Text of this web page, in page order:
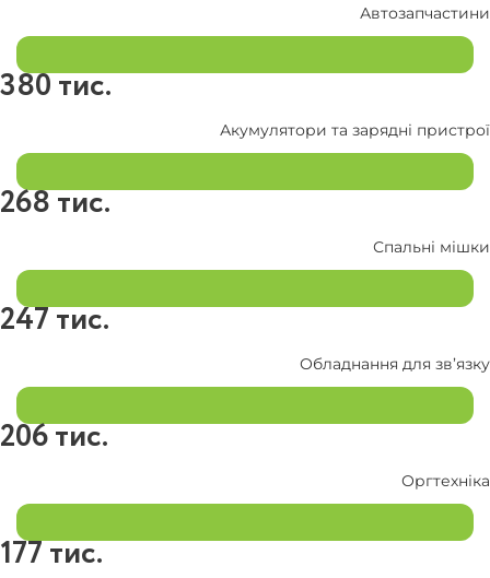
Автозапчастини
380 тис.
Акумулятори та зарядні пристрої
268 тис.
Спальні мішки
247 тис.
Обладнання для зв’язку
206 тис.
Оргтехніка
177 тис.